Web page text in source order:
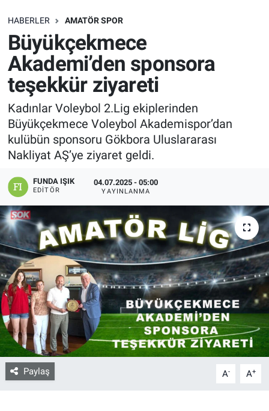
HABERLER AMATÖR SPOR
Büyükçekmece
Akademi’den sponsora
teşekkür ziyareti
Kadınlar Voleybol 2.Lig ekiplerinden
Büyükçekmece Voleybol Akademispor’dan
kulübün sponsoru Gökbora Uluslararası
Nakliyat AŞ’ye ziyaret geldi.
FUNDA IŞIK
EDITÖR
04.07.2025 - 05:00
YAYINLANMA
Paylaş A- A+
SAĞLIK
EKONOMİ
EĞİTİM
ÖZEL HABER
Keşfet
ASTROLOJİ
MANŞET
RESMİ İLANLAR
İLAN
Bize ulaşın
İletişim/Künye
Yaşam